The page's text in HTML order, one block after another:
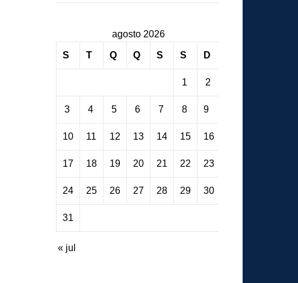
agosto 2026
S T Q Q S S D
1 2
3 4 5 6 7 8 9
10 11 12 13 14 15 16
17 18 19 20 21 22 23
24 25 26 27 28 29 30
31
« jul